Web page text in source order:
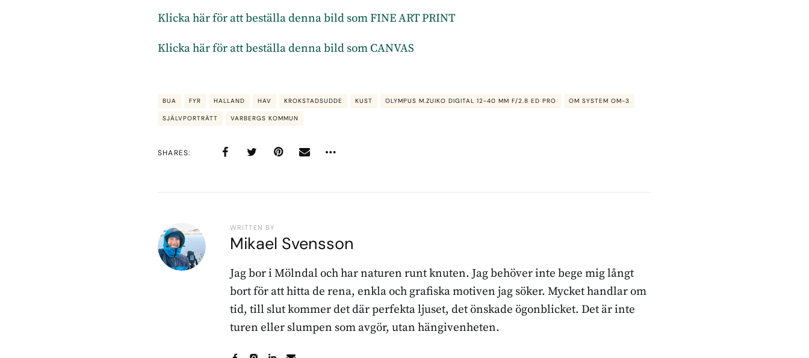
Klicka här för att beställa denna bild som FINE ART PRINT
Klicka här för att beställa denna bild som CANVAS
BUA FYR HALLAND HAV KROKSTADSUDDE KUST OLYMPUS M.ZUIKO DIGITAL 12-40 MM F/2.8 ED PRO OM SYSTEM OM-3
SJÄLVPORTRÄTT VARBERGS KOMMUN
SHARES
WRITTEN BY
Mikael Svensson
Jag bor i Mölndal och har naturen runt knuten. Jag behöver inte bege mig långt
bort för att hitta de rena, enkla och grafiska motiven jag söker. Mycket handlar om
tid, till slut kommer det där perfekta ljuset, det önskade ögonblicket. Det är inte
turen eller slumpen som avgör, utan hängivenheten.